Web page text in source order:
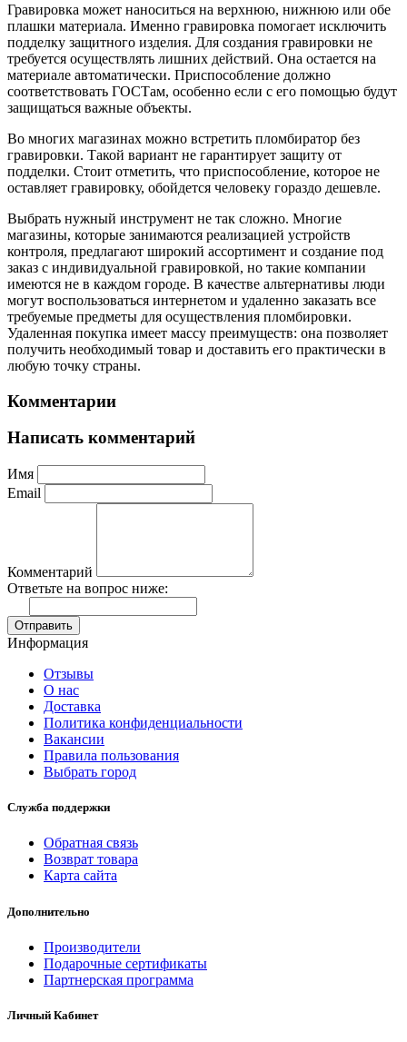
Гравировка может наноситься на верхнюю, нижнюю или обе
плашки материала. Именно гравировка помогает исключить
подделку защитного изделия. Для создания гравировки не
требуется осуществлять лишних действий. Она остается на
материале автоматически. Приспособление должно
соответствовать ГОСТам, особенно если с его помощью будут
защищаться важные объекты.
Во многих магазинах можно встретить пломбиратор без
гравировки. Такой вариант не гарантирует защиту от
подделки. Стоит отметить, что приспособление, которое не
оставляет гравировку, обойдется человеку гораздо дешевле.
Выбрать нужный инструмент не так сложно. Многие
магазины, которые занимаются реализацией устройств
контроля, предлагают широкий ассортимент и создание под
заказ с индивидуальной гравировкой, но такие компании
имеются не в каждом городе. В качестве альтернативы люди
могут воспользоваться интернетом и удаленно заказать все
требуемые предметы для осуществления пломбировки.
Удаленная покупка имеет массу преимуществ: она позволяет
получить необходимый товар и доставить его практически в
любую точку страны.
Комментарии
Написать комментарий
Имя
Email
Комментарий
Ответьте на вопрос ниже:
Отправить
Информация
Отзывы
О нас
Доставка
Политика конфиденциальности
Вакансии
Правила пользования
Выбрать город
Служба поддержки
Обратная связь
Возврат товара
Карта сайта
Дополнительно
Производители
Подарочные сертификаты
Партнерская программа
Личный Кабинет